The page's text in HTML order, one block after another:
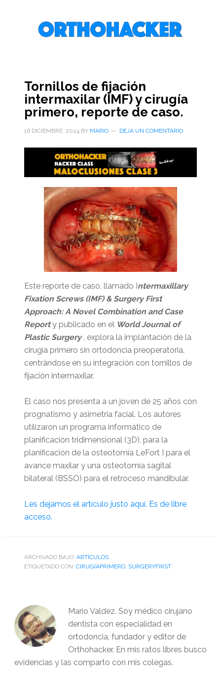
Tornillos de fijación
intermaxilar (IMF) y cirugía
primero, reporte de caso.
16 DICIEMBRE, 2024BY MARIO DEJA UN COMENTARIO
Este reporte de caso, llamado Intermaxillary
Fixation Screws (IMF) & Surgery First
Approach: A Novel Combination and Case
Reporty publicado en el World Journal of
Plastic Surgery, explora la implantación de la
cirugía primero sin ortodoncia preoperatoria,
centrándose en su integración con tornillos de
fijación intermaxilar.
El caso nos presenta a un joven de 25 años con
prognatismo y asimetría facial. Los autores
utilizaron un programa informático de
planificación tridimensional (3D), para la
planificación de la osteotomía LeFort I para el
avance maxilar y una osteotomía sagital
bilateral (BSSO) para el retroceso mandibular.
Les dejamos el artículo justo aquí. Es de libre
acceso.
ARCHIVADO BAJO: ARTÌCULOS
ETIQUETADO CON: CIRUGÍAPRIMERO, SURGERYFIRST
Mario Valdez. Soy médico cirujano
dentista con especialidad en
ortodoncia, fundador y editor de
Orthohacker. En mis ratos libres busco
evidencias y las comparto con mis colegas.